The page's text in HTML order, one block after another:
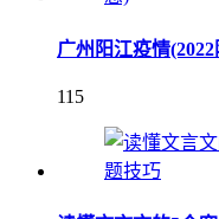
广州阳江疫情
115